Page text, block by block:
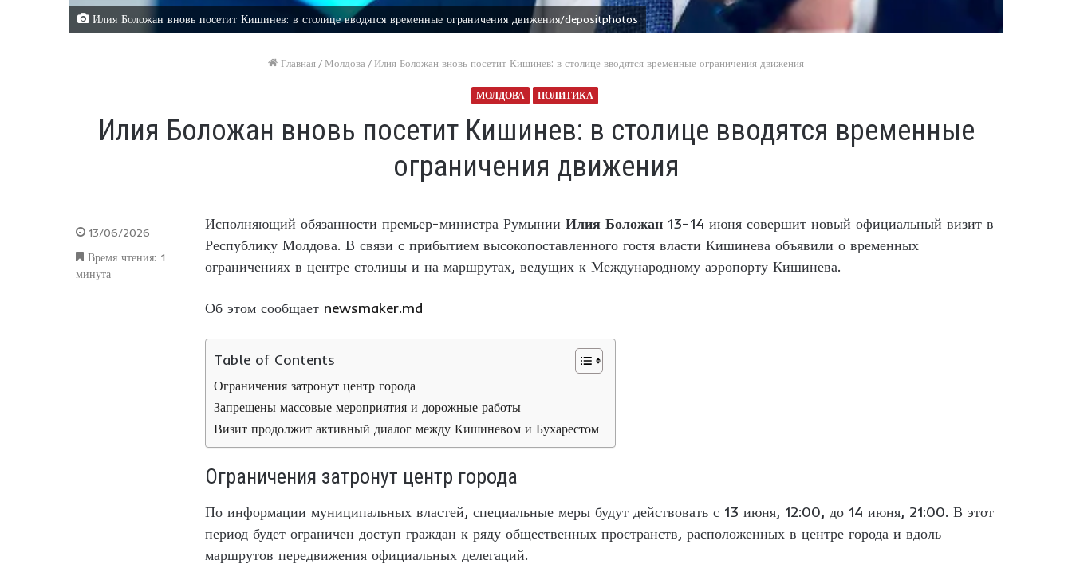
Илия Боложан вновь посетит Кишинев: в столице вводятся временные ограничения движения/depositphotos
Главная /Молдова /Илия Боложан вновь посетит Кишинев: в столице вводятся временные ограничения движения
МОЛДОВА ПОЛИТИКА
Илия Боложан вновь посетит Кишинев: в столице вводятся временные
ограничения движения
Исполняющий обязанности премьер-министра Румынии Илия Боложан 13–14 июня совершит новый официальный визит в
Республику Молдова. В связи с прибытием высокопоставленного гостя власти Кишинева объявили о временных
ограничениях в центре столицы и на маршрутах, ведущих к Международному аэропорту Кишинева.
Об этом сообщает newsmaker.md
Table of Contents
Ограничения затронут центр города
Запрещены массовые мероприятия и дорожные работы
Визит продолжит активный диалог между Кишиневом и Бухарестом
Ограничения затронут центр города
По информации муниципальных властей, специальные меры будут действовать с 13 июня, 12:00, до 14 июня, 21:00. В этот
период будет ограничен доступ граждан к ряду общественных пространств, расположенных в центре города и вдоль
маршрутов передвижения официальных делегаций.
13/06/2026
Время чтения: 1
минута